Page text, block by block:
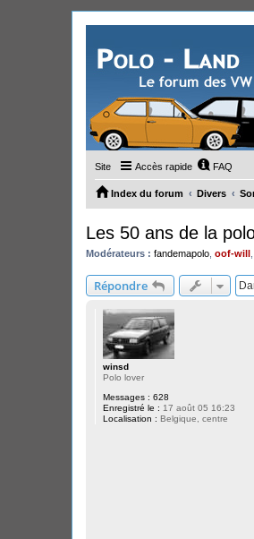
Site Accès rapide FAQ
Index du forum Divers
Les 50 ans de la
Modérateurs : fandemapolo oof-will
Répondre
winsd
Polo lover
Messages : 628
Enregistré le : 17 août 05 16:23
Localisation : Belgique, centre